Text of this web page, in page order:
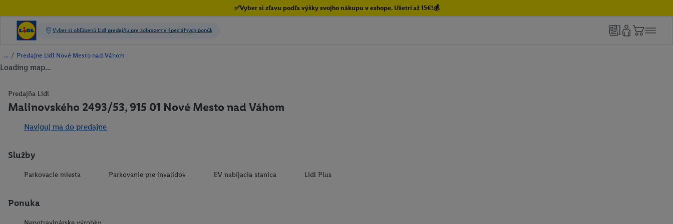
✅Vyber si zľavu podľa výšky svojho nákupu v eshope. Ušetri až 15€!💰
/ Predajne Lidl Nové Mesto nad Váhom
Loading map...
Predajňa Lidl
Malinovského 2493/53, 915 01 Nové Mesto nad Váhom
Naviguj ma do predajne
Služby
Parkovacie miesta Parkovanie pre invalidov EV nabíjacia stanica Lidl Plus
Ponuka